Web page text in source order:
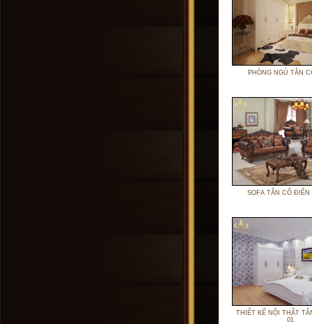
PHÒNG NGỦ TÂN
SOFA TÂN CỔ ĐIỂN
THIẾT KẾ NỘI THẤT
01